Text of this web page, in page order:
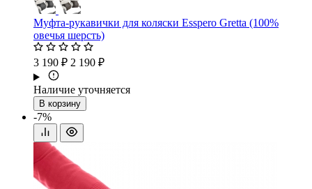
Муфта-рукавички для коляски Esspero Gretta (100%
овечья шерсть)
3 190 ₽ 2 190 ₽
Наличие уточняется
В корзину
-7%